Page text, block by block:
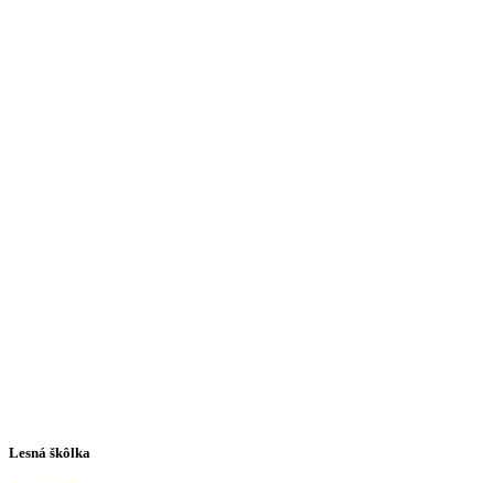
Lesná škôlka